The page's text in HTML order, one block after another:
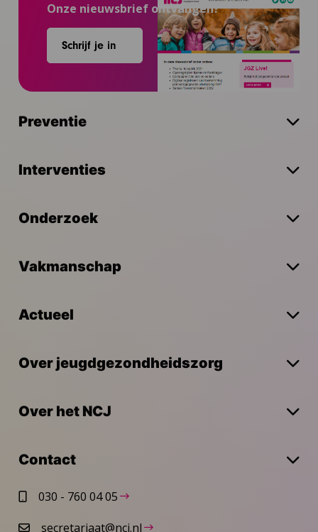
Onze nieuwsbrief ontvangen?
Schrijf je in
Preventie
Interventies
Onderzoek
Vakmanschap
Actueel
Over jeugdgezondheidszorg
Over het NCJ
Contact
030 - 760 04 05
secretariaat@ncj.nl